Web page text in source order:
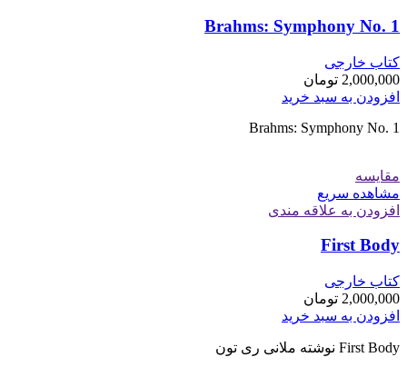
Brahms: Symphony No. 1
کتاب خارجی
2,000,000 تومان
افزودن به سبد خرید
Brahms: Symphony No. 1
مقایسه
مشاهده سریع
افزودن به علاقه مندی
First Body
کتاب خارجی
2,000,000 تومان
افزودن به سبد خرید
First Body نوشته ملانی ری تون